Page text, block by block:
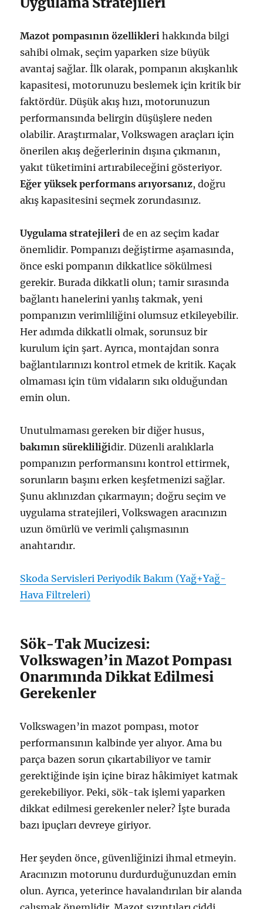
Mazot pompasının özellikleri hakkında bilgi
sahibi olmak, seçim yaparken size büyük
avantaj sağlar. İlk olarak, pompanın akışkanlık
kapasitesi, motorunuzu beslemek için kritik bir
faktördür. Düşük akış hızı, motorunuzun
performansında belirgin düşüşlere neden
olabilir. Araştırmalar, Volkswagen araçları için
önerilen akış değerlerinin dışına çıkmanın,
yakıt tüketimini artırabileceğini gösteriyor.
Eğer yüksek performans arıyorsanız, doğru
akış kapasitesini seçmek zorundasınız.
Uygulama stratejileri de en az seçim kadar
önemlidir. Pompanızı değiştirme aşamasında,
önce eski pompanın dikkatlice sökülmesi
gerekir. Burada dikkatli olun; tamir sırasında
bağlantı hanelerini yanlış takmak, yeni
pompanızın verimliliğini olumsuz etkileyebilir.
Her adımda dikkatli olmak, sorunsuz bir
kurulum için şart. Ayrıca, montajdan sonra
bağlantılarınızı kontrol etmek de kritik. Kaçak
olmaması için tüm vidaların sıkı olduğundan
emin olun.
Unutulmaması gereken bir diğer husus,
bakımın sürekliliğidir. Düzenli aralıklarla
pompanızın performansını kontrol ettirmek,
sorunların başını erken keşfetmenizi sağlar.
Şunu aklınızdan çıkarmayın; doğru seçim ve
uygulama stratejileri, Volkswagen aracınızın
uzun ömürlü ve verimli çalışmasının
anahtarıdır.
Skoda Servisleri Periyodik Bakım (Yağ+Yağ-
Hava Filtreleri)
Sök-Tak Mucizesi:
Volkswagen’in Mazot Pompası
Onarımında Dikkat Edilmesi
Gerekenler
Volkswagen’in mazot pompası, motor
performansının kalbinde yer alıyor. Ama bu
parça bazen sorun çıkartabiliyor ve tamir
gerektiğinde işin içine biraz hâkimiyet katmak
gerekebiliyor. Peki, sök-tak işlemi yaparken
dikkat edilmesi gerekenler neler? İşte burada
bazı ipuçları devreye giriyor.
Her şeyden önce, güvenliğinizi ihmal etmeyin.
Aracınızın motorunu durdurduğunuzdan emin
olun. Ayrıca, yeterince havalandırılan bir alanda